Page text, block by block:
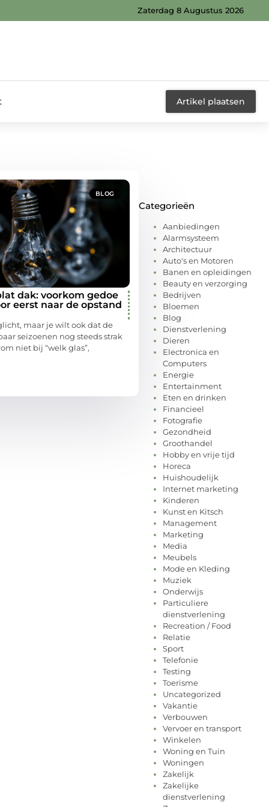
Zaterdag 8 Augustus 2026
Artikel plaatsen
BLOG
dak: voorkom gedoe
eerst naar de opstand
maar je wilt ook dat de
seizoenen nog steeds strak
niet bij “welk glas”,
Categorieën
Aanbiedingen
Alarmsysteem
Architectuur
Auto's en Motoren
Banen en opleidingen
Beauty en verzorging
Bedrijven
Bloemen
Blog
Dienstverlening
Dieren
Electronica en
Computers
Energie
Entertainment
Eten en drinken
Financieel
Fotografie
Gezondheid
Groothandel
Hobby en vrije tijd
Horeca
Huishoudelijk
Internet marketing
Kinderen
Kunst en Kitsch
Management
Marketing
Media
Meubels
Mode en Kleding
Muziek
Onderwijs
Particuliere
dienstverlening
Recreation / Food
Relatie
Sport
Telefonie
Testing
Toerisme
Uncategorized
Vakantie
Verbouwen
Vervoer en transport
Winkelen
Woning en Tuin
Woningen
Zakelijk
Zakelijke
dienstverlening